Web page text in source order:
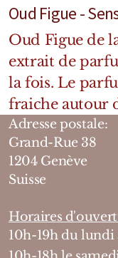
Oud Figue -
Oud Figue de
extrait de
la fois. Le
fraiche autour
Adresse postale:
Grand-Rue 38
1204 Genève
Suisse
Horaires
10h-19h du lundi